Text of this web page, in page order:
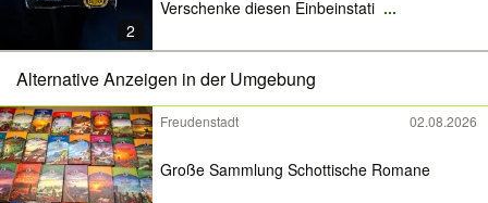
2
Verschenke diesen Einbeinstati ...
Alternative Anzeigen in der Umgebung
Freudenstadt 02.08.2026
Große Sammlung Schottische Romane